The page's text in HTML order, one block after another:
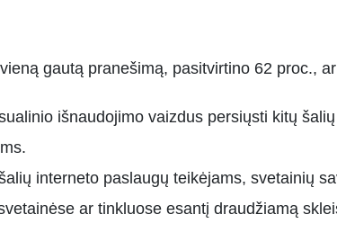
gautą pranešimą, pasitvirtino 62 proc.,
išnaudojimo vaizdus persiųsti kitų
interneto paslaugų teikėjams, svetainių
ar tinkluose esantį draudžiamą